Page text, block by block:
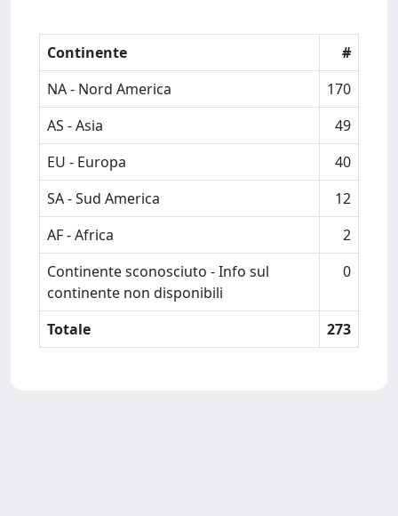
Continente
#
NA - Nord America
170
AS - Asia
49
EU - Europa
40
SA - Sud America
12
AF - Africa
2
Continente sconosciuto - Info sul
continente non disponibili
0
Totale 273